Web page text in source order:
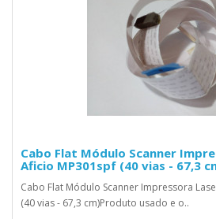
Cabo Flat Módulo Scanner
Aficio MP301spf (40 vias - 67,3
Cabo Flat Módulo Scanner Impressora
(40 vias - 67,3 cm)Produto usado e o..